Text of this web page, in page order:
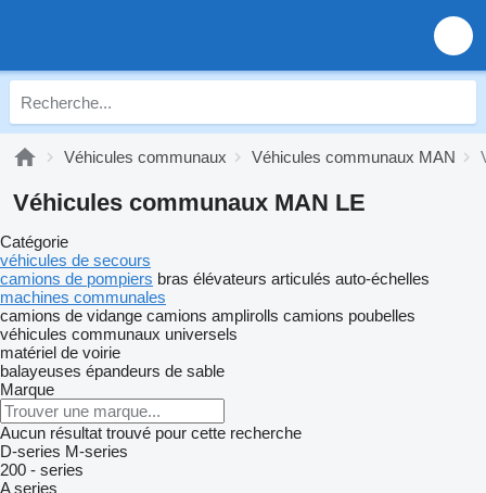
Véhicules communaux Véhicules communaux MAN
Véhicules communaux MAN LE
Catégorie
véhicules de secours
camions de pompiers bras élévateurs articulés auto-échelles
machines communales
camions de vidange camions amplirolls camions poubelles
véhicules communaux universels
matériel de voirie
balayeuses épandeurs de sable
Marque
Aucun résultat trouvé pour cette recherche
D-series M-series
200 - series
A series